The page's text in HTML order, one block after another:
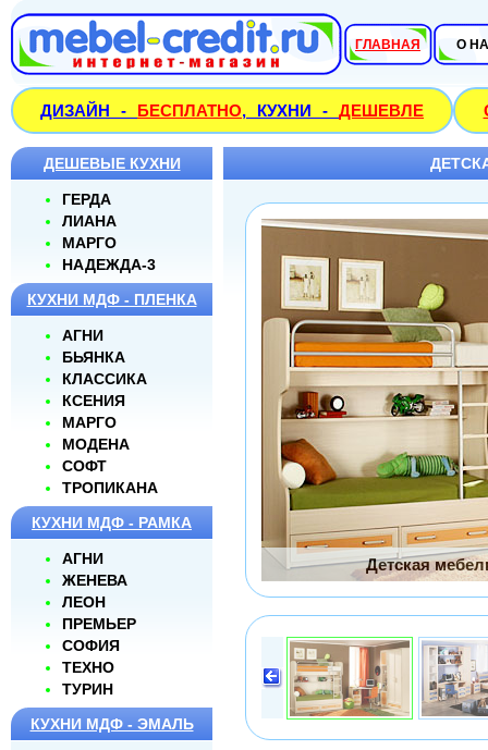
ГЛАВНАЯ О
ДИЗАЙН - БЕСПЛАТНО, КУХНИ - ДЕШЕВЛЕ
ДЕШЕВЫЕ КУХНИ
ГЕРДА
ЛИАНА
МАРГО
НАДЕЖДА-3
КУХНИ МДФ - ПЛЕНКА
АГНИ
БЬЯНКА
КЛАССИКА
КСЕНИЯ
МАРГО
МОДЕНА
СОФТ
ТРОПИКАНА
КУХНИ МДФ - РАМКА
АГНИ
ЖЕНЕВА
ЛЕОН
ПРЕМЬЕР
СОФИЯ
ТЕХНО
ТУРИН
КУХНИ МДФ - ЭМАЛЬ
Детская